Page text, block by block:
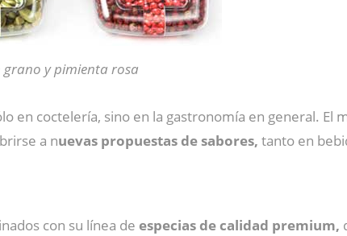
grano y pimienta rosa
en coctelería, sino en la gastronomía en general. El
a nuevas propuestas de sabores, tanto en
con su línea de especias de calidad premium,